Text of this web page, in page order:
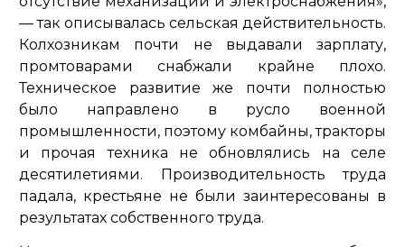
— так описывалась сельская действительность.
Колхозникам почти не выдавали зарплату,
промтоварами снабжали крайне плохо.
Техническое развитие же почти полностью
было направлено в русло военной
промышленности, поэтому комбайны, тракторы
и прочая техника не обновлялись на селе
десятилетиями. Производительность труда
падала, крестьяне не были заинтересованы в
результатах собственного труда.